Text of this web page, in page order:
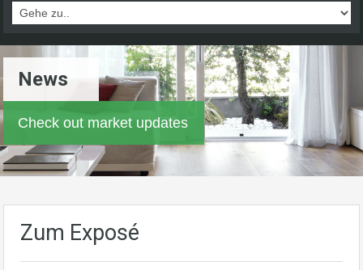
News
Check out market updates
Zum Exposé